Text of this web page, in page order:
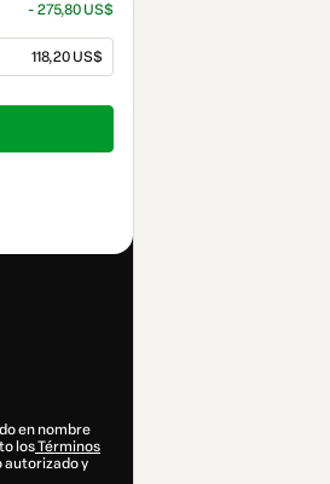
- 275,80 US$
118,20 US$
en nombre
losTérminos
autorizado y